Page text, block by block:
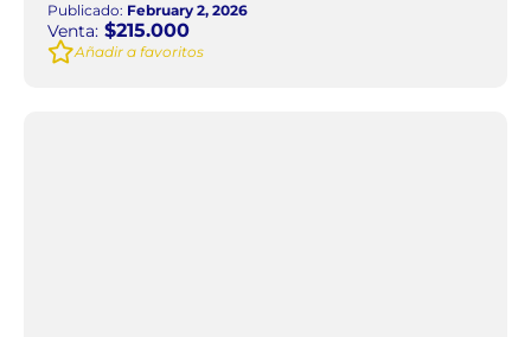
Publicado: February 2, 2026
Venta: $215.000
Añadir a favoritos